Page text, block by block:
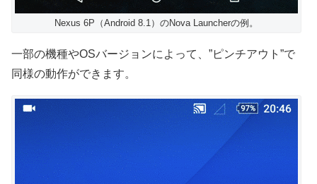
Nexus 6P（Android 8.1）のNova Launcherの例。
一部の機種やOSバージョンによって、”ピンチアウト”で
同様の動作ができます。